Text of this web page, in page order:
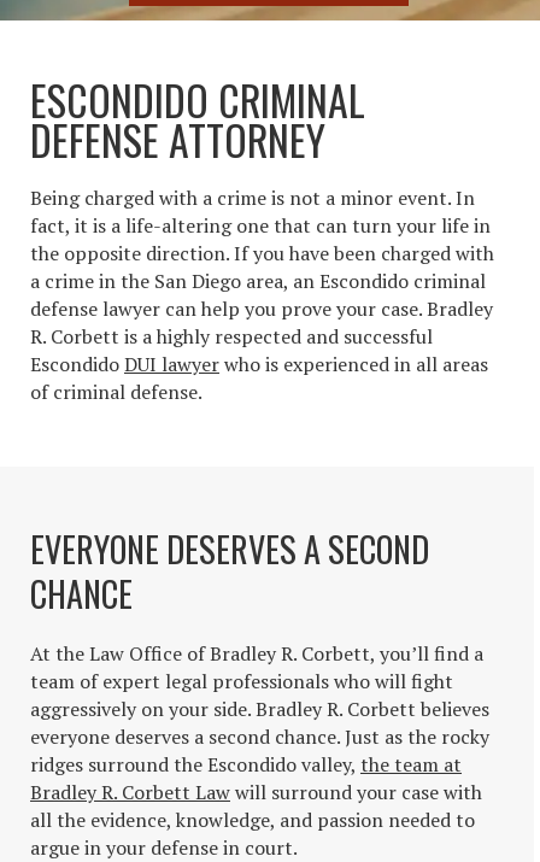
ESCONDIDO CRIMINAL
DEFENSE ATTORNEY
Being charged with a crime is not a minor event. In
fact, it is a life-altering one that can turn your life in
the opposite direction. If you have been charged with
a crime in the San Diego area, an Escondido criminal
defense lawyer can help you prove your case. Bradley
R. Corbett is a highly respected and successful
EscondidoDUI lawyerwho is experienced in all areas
of criminal defense.
EVERYONE DESERVES A SECOND
CHANCE
At the Law Office of Bradley R. Corbett, you’ll find a
team of expert legal professionals who will fight
aggressively on your side. Bradley R. Corbett believes
everyone deserves a second chance. Just as the rocky
ridges surround the Escondido valley, the team at
Bradley R. Corbett Lawwill surround your case with
all the evidence, knowledge, and passion needed to
argue in your defense in court.